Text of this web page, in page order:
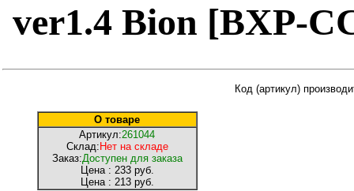
ver1.4 Bion [BXP-
О товаре
Артикул:261044
Склад: Нет на складе
Заказ:Доступен для заказа
Цена : 233 руб.
Цена : 213 руб.
Код (артикул)